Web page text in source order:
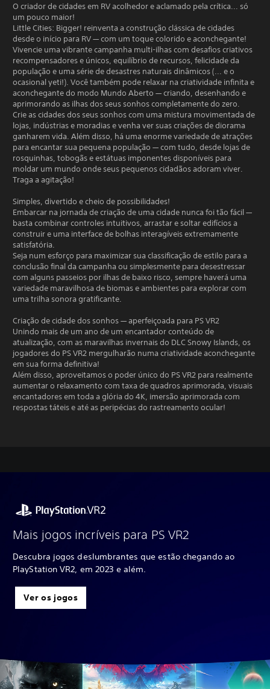
O criador de cidades em RV acolhedor e aclamado pela crítica... só
um pouco maior!
Little Cities: Bigger! reinventa a construção clássica de cidades
desde o início para RV — com um toque colorido e aconchegante!
Vivencie uma vibrante campanha multi-ilhas com desafios criativos
recompensadores e únicos, equilíbrio de recursos, felicidade da
população e uma série de desastres naturais dinâmicos (... e o
ocasional yeti!). Você também pode relaxar na criatividade infinita e
aconchegante do modo Mundo Aberto — criando, desenhando e
aprimorando as ilhas dos seus sonhos completamente do zero.
Crie as cidades dos seus sonhos com uma mistura movimentada de
lojas, indústrias e moradias e venha ver suas criações de diorama
ganharem vida. Além disso, há uma enorme variedade de atrações
para encantar sua pequena população — com tudo, desde lojas de
rosquinhas, tobogãs e estátuas imponentes disponíveis para
moldar um mundo onde seus pequenos cidadãos adoram viver.
Traga a agitação!
Simples, divertido e cheio de possibilidades!
Embarcar na jornada de criação de uma cidade nunca foi tão fácil —
basta combinar controles intuitivos, arrastar e soltar edifícios a
construir e uma interface de bolhas interagíveis extremamente
satisfatória.
Seja num esforço para maximizar sua classificação de estilo para a
conclusão final da campanha ou simplesmente para desestressar
com alguns passeios por ilhas de baixo risco, sempre haverá uma
variedade maravilhosa de biomas e ambientes para explorar com
uma trilha sonora gratificante.
Criação de cidade dos sonhos — aperfeiçoada para PS VR2
Unindo mais de um ano de um encantador conteúdo de
atualização, com as maravilhas invernais do DLC Snowy Islands, os
jogadores do PS VR2 mergulharão numa criatividade aconchegante
em sua forma definitiva!
Além disso, aproveitamos o poder único do PS VR2 para realmente
aumentar o relaxamento com taxa de quadros aprimorada, visuais
encantadores em toda a glória do 4K, imersão aprimorada com
respostas táteis e até as peripécias do rastreamento ocular!
Mais jogos incríveis para PS VR2
Descubra jogos deslumbrantes que estão chegando ao
PlayStation VR2, em 2023 e além.
Ver os jogos